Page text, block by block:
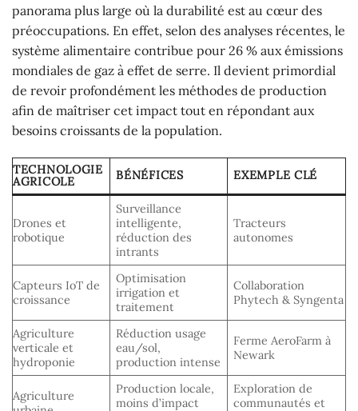
panorama plus large où la durabilité est au cœur des
préoccupations. En effet, selon des analyses récentes, le
système alimentaire contribue pour 26 % aux émissions
mondiales de gaz à effet de serre. Il devient primordial
de revoir profondément les méthodes de production
afin de maîtriser cet impact tout en répondant aux
besoins croissants de la population.
TECHNOLOGIE
AGRICOLE
BÉNÉFICES EXEMPLE CLÉ
Drones et
robotique
Surveillance
intelligente,
réduction des
intrants
Tracteurs
autonomes
Capteurs IoT de
croissance
Optimisation
irrigation et
traitement
Collaboration
Phytech & Syngenta
Agriculture
verticale et
hydroponie
Réduction usage
eau/sol,
production intense
Ferme AeroFarm à
Newark
Agriculture
Production locale,
moins d’impact
Exploration de
communautés et